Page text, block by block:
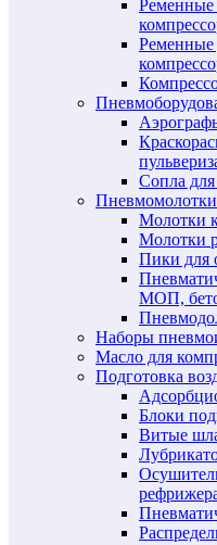
Ременные
Ременные
Сопла для
Пневмомолотки
Молотки
Молотки
Пики для
МОП,
Наборы
Масло для
Подготовка
Блоки
Витые